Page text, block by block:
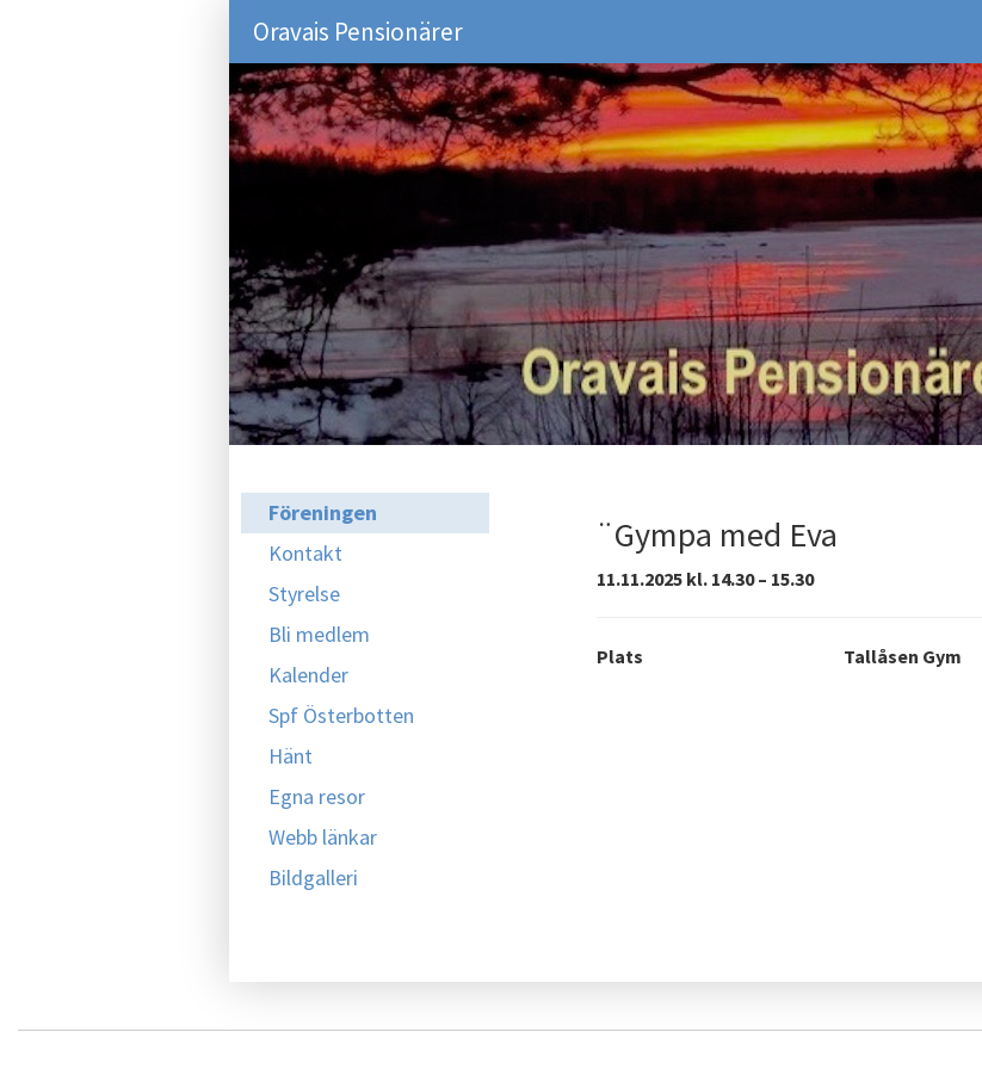
Oravais Pensionärer
Föreningen
Kontakt
Styrelse
Bli medlem
Kalender
Spf Österbotten
Hänt
Egna resor
Webb länkar
Bildgalleri
¨Gympa med Eva
11.11.2025 kl. 14.30 – 15.30
Plats Tallåsen Gym